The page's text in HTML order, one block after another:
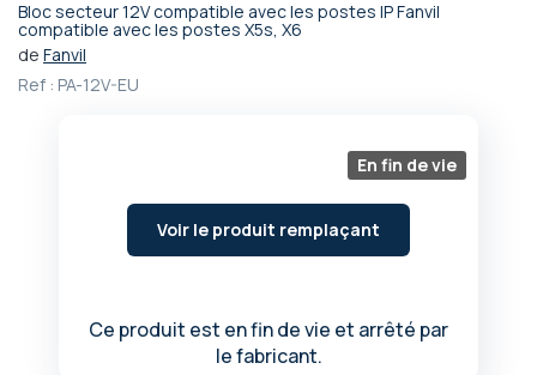
Bloc secteur 12V compatible avec les postes IP Fanvil
compatible avec les postes X5s, X6
de Fanvil
Ref : PA-12V-EU
En fin de vie
Voir le produit remplaçant
Ce produit est en fin de vie et arrêté par
le fabricant.
Passer
au
de